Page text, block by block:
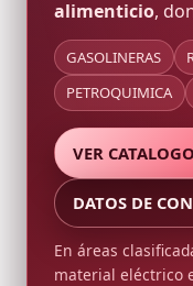
alimenticio,
GASOLINERAS
PETROQUIMICA
VER
DATOS DE
En áreas
material eléctrico